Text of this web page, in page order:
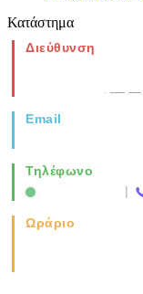
Κατάστημα
Διεύθυνση
Email
Τηλέφωνο
|
Ωράριο